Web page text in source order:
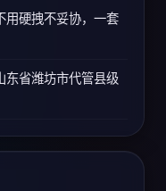
用硬拽不妥协，一套
东省潍坊市代管县级